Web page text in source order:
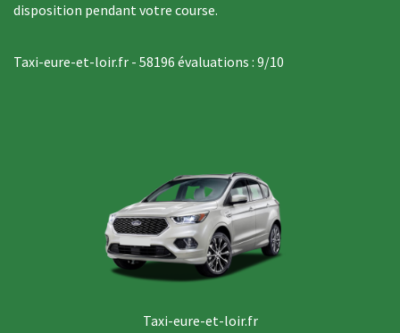
disposition pendant votre course.
Taxi-eure-et-loir.fr - 58196 évaluations : 9/10
Taxi-eure-et-loir.fr